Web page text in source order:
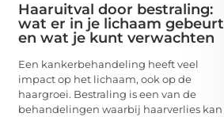
Haaruitval door bestraling:
wat er in je lichaam gebeurt
en wat je kunt verwachten
Een kankerbehandeling heeft veel
impact op het lichaam, ook op de
haargroei. Bestraling is een van de
behandelingen waarbij haarverlies kan